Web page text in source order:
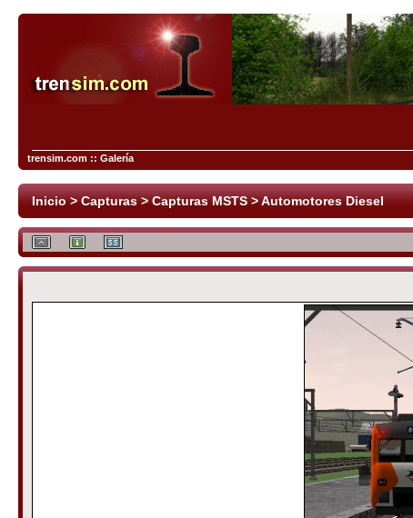
trensim.com :: Galería
Inicio>Capturas>Capturas MSTS>Automotores Diesel